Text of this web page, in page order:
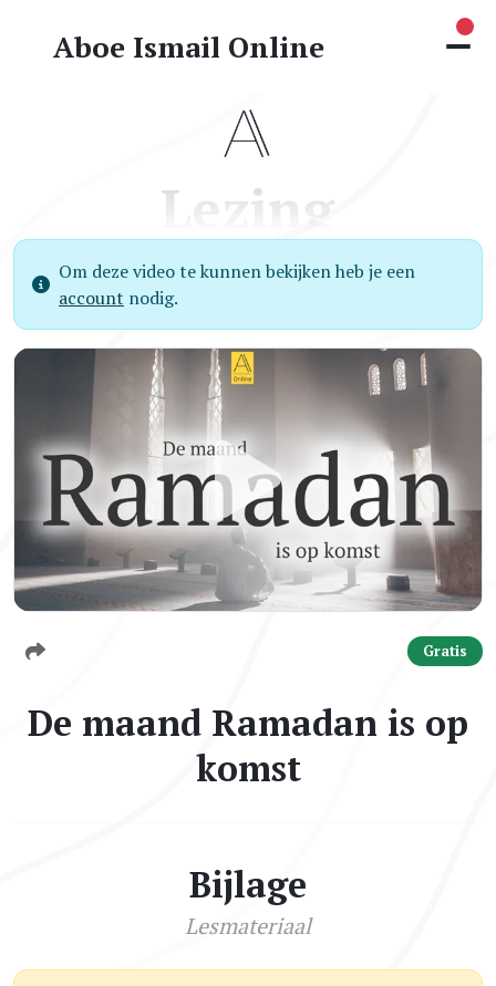
Aboe Ismail Online
Lezing
Om deze video te kunnen bekijken heb je een
account nodig.
Gratis
De maand Ramadan is op
komst
Bijlage
Lesmateriaal